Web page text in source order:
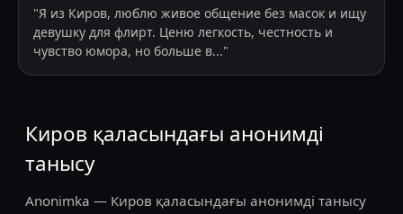
"Я из Киров, люблю живое общение без масок и ищу
девушку для флирт. Ценю легкость, честность и
чувство юмора, но больше в..."
Киров қаласындағы анонимді
танысу
Anonimka — Киров қаласындағы анонимді танысу